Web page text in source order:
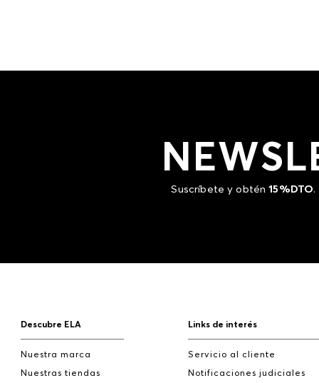
Suscríbete y obtén15%DTO.
Descubre ELA
Nuestra marca
Nuestras tiendas
Links de interés
Servicio al cliente
Notificaciones judiciales